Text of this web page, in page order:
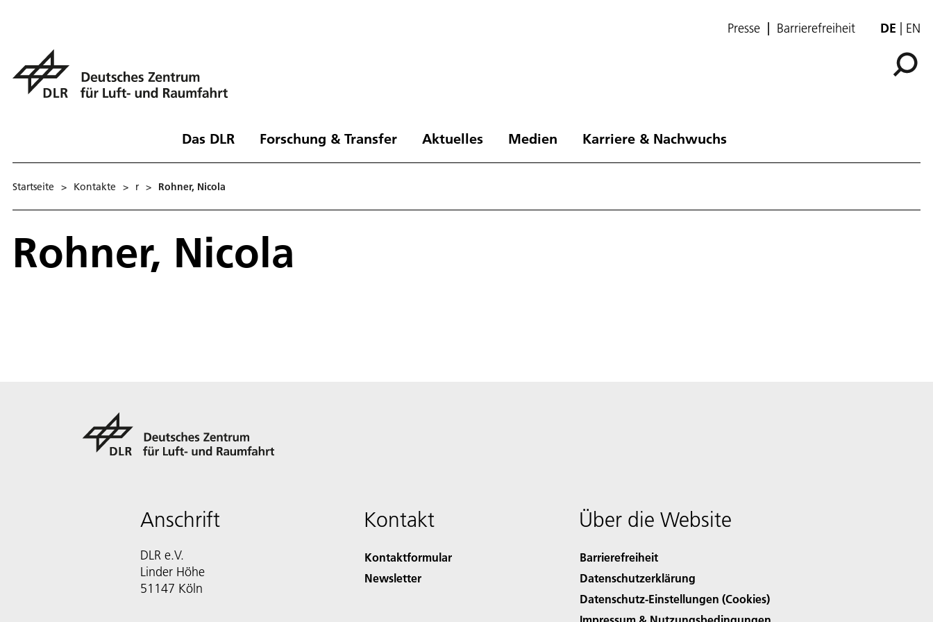
Presse Barrierefreiheit DE EN
Das DLR Forschung & Transfer Aktuelles Medien Karriere & Nachwuchs
Startseite > Kontakte > r > Rohner, Nicola
Rohner, Nicola
Anschrift
DLR e.V.
Linder Höhe
51147 Köln
Kontakt
Kontaktformular
Newsletter
Über die Website
Barrierefreiheit
Datenschutzerklärung
Datenschutz-Einstellungen (Cookies)